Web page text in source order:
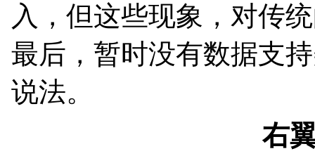
入，但这些现象，对传
最后，暂时没有数据支
说法。
右